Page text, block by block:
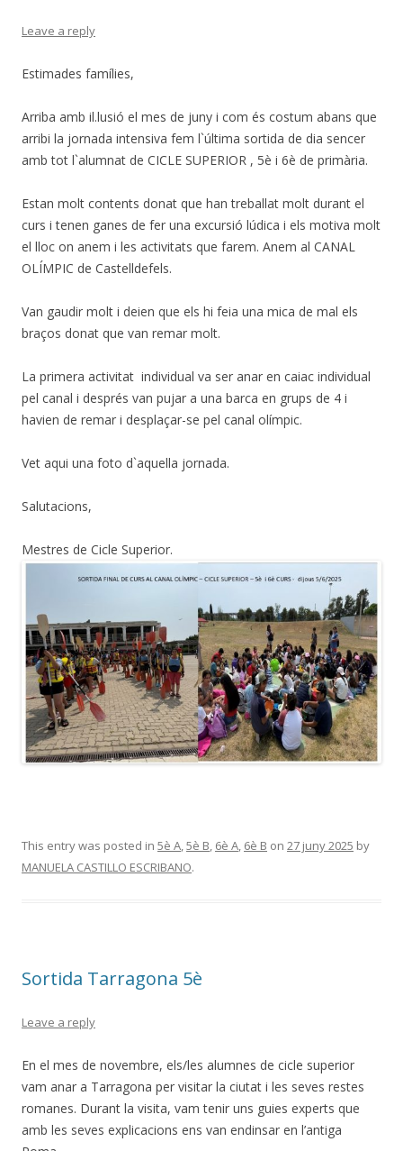
Leave a reply
Estimades famílies,
Arriba amb il.lusió el mes de juny i com és costum abans que
arribi la jornada intensiva fem l`última sortida de dia sencer
amb tot l`alumnat de CICLE SUPERIOR , 5è i 6è de primària.
Estan molt contents donat que han treballat molt durant el
curs i tenen ganes de fer una excursió lúdica i els motiva molt
el lloc on anem i les activitats que farem. Anem al CANAL
OLÍMPIC de Castelldefels.
Van gaudir molt i deien que els hi feia una mica de mal els
braços donat que van remar molt.
La primera activitat individual va ser anar en caiac individual
pel canal i després van pujar a una barca en grups de 4 i
havien de remar i desplaçar-se pel canal olímpic.
Vet aqui una foto d`aquella jornada.
Salutacions,
Mestres de Cicle Superior.
This entry was posted in 5è A,5è B, 6è A, 6è B on 27 juny 2025 by
MANUELA CASTILLO ESCRIBANO.
Sortida Tarragona 5è
Leave a reply
En el mes de novembre, els/les alumnes de cicle superior
vam anar a Tarragona per visitar la ciutat i les seves restes
romanes. Durant la visita, vam tenir uns guies experts que
amb les seves explicacions ens van endinsar en l’antiga